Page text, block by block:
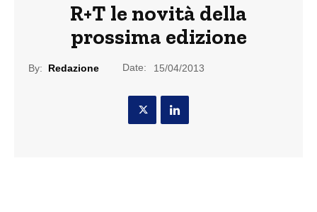
R+T le novità della
prossima edizione
By: Redazione Date: 15/04/2013